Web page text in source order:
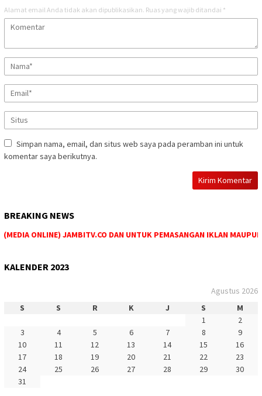
Alamat email Anda tidak akan dipublikasikan. Ruas yang wajib ditandai *
Simpan nama, email, dan situs web saya pada peramban ini untuk
komentar saya berikutnya.
BREAKING NEWS
ONLINE) JAMBITV.CO DAN UNTUK PEMASANGAN IKLAN MAUPUN
KALENDER 2023
Agustus 2026
S
S R K J S
M
1
2
3
4 5 6 7 8
9
10
11 12 13 14 15
16
17
18 19 20 21 22
23
24
25 26 27 28 29
30
31